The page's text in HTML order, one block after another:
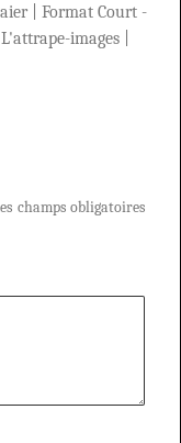
| Format Court -
images |
champs obligatoires